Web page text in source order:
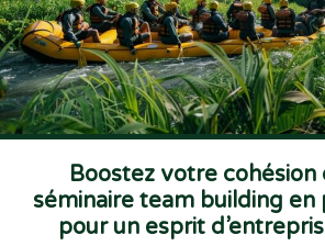
Boostez votre cohésion
séminaire team building en
pour un esprit